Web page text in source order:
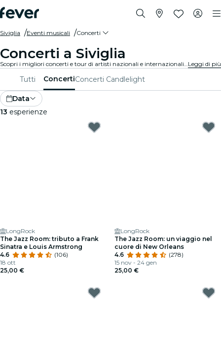
Siviglia Eventi musicali Concerti
Concerti a Siviglia
Scopri i migliori concerti e tour di artisti nazionali e internazionali a Siviglia, acquista i tuoi biglietti su Fever e goditi i migliori live in circolazione!Leggi di più
Tutti ConcertiConcerti Candlelight
Data
13 esperienze
LongRock
The Jazz Room: tributo a Frank
Sinatra e Louis Armstrong
4.6
(106)
18 ott
25,00 €
LongRock
The Jazz Room: un viaggio nel
cuore di New Orleans
4.6
(278)
15 nov - 24 gen
25,00 €